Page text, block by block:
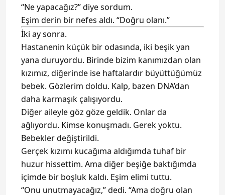
“Ne yapacağız?” diye sordum.
Eşim derin bir nefes aldı. “Doğru olanı.”
İki ay sonra.
Hastanenin küçük bir odasında, iki beşik yan
yana duruyordu. Birinde bizim kanımızdan olan
kızımız, diğerinde ise haftalardır büyüttüğümüz
bebek. Gözlerim doldu. Kalp, bazen DNA’dan
daha karmaşık çalışıyordu.
Diğer aileyle göz göze geldik. Onlar da
ağlıyordu. Kimse konuşmadı. Gerek yoktu.
Bebekler değiştirildi.
Gerçek kızımı kucağıma aldığımda tuhaf bir
huzur hissettim. Ama diğer beşiğe baktığımda
içimde bir boşluk kaldı. Eşim elimi tuttu.
“Onu unutmayacağız,” dedi. “Ama doğru olan